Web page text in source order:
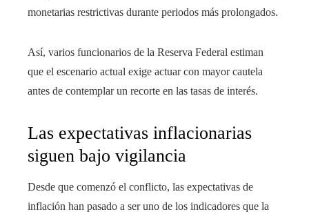
monetarias restrictivas durante periodos más prolongados.
Así, varios funcionarios de la Reserva Federal estiman
que el escenario actual exige actuar con mayor cautela
antes de contemplar un recorte en las tasas de interés.
Las expectativas inflacionarias
siguen bajo vigilancia
Desde que comenzó el conflicto, las expectativas de
inflación han pasado a ser uno de los indicadores que la